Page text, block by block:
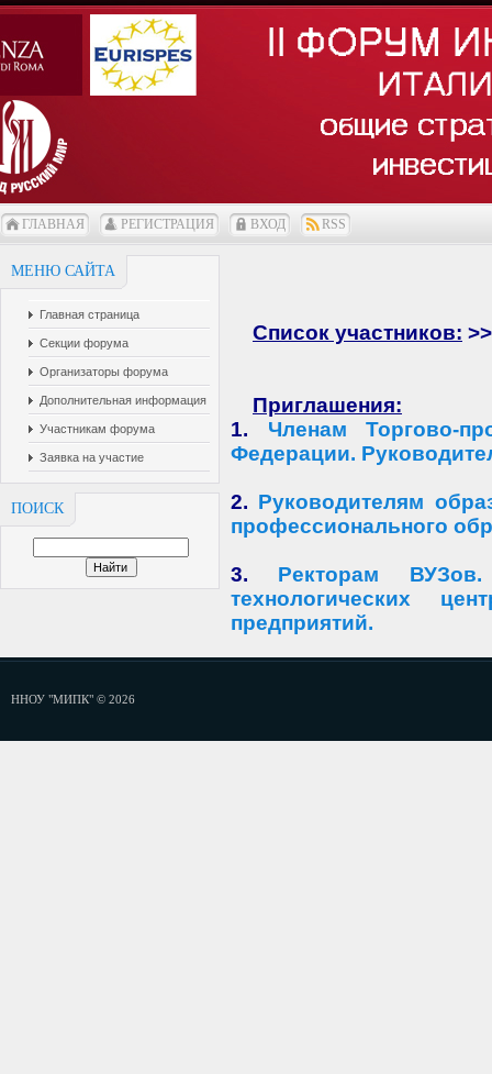
ГЛАВНАЯ РЕГИСТРАЦИЯ ВХОД RSS
МЕНЮ САЙТА
Главная страница
Секции форума
Организаторы форума
Дополнительная информация
Участникам форума
Заявка на участие
ПОИСК
Список участников: >>
Приглашения:
1.
Членам Торгово-
Федерации.
2. Руководителям
профессионального
3.
Ректорам
технологических ц
предприятий.
ННОУ "МИПК" © 2026